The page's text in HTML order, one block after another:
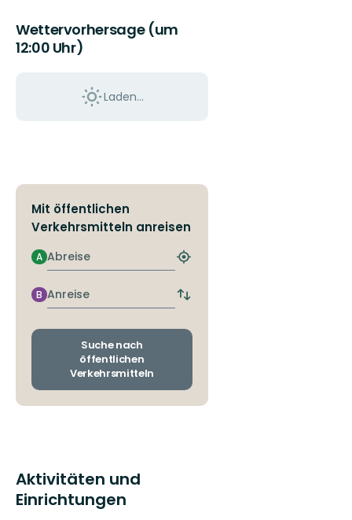
Wettervorhersage (um
12:00 Uhr)
Laden...
Mit öffentlichen
Verkehrsmitteln anreisen
Abreise
A
Nächstgelegene
finden
Anreise
B
Abfahrts-
Ankunftshaltestellen
Suche nach
öffentlichen
Verkehrsmitteln
Aktivitäten und
Einrichtungen